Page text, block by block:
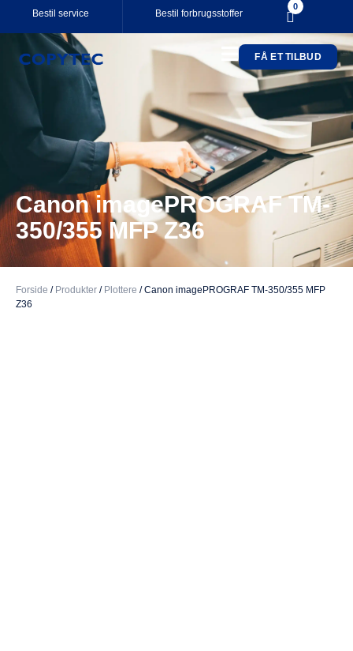
Bestil service Bestil forbrugsstoffer
0
Your cart is empty.
kr. inkl. moms
SE KURV KASSE
FÅ ET TILBUD
Canon imagePROGRAF TM-
350/355 MFP Z36
Forside / Produkter / Plottere /Canon imagePROGRAF TM-350/355 MFP
Z36